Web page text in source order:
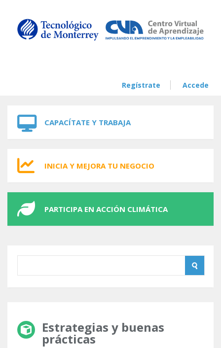
Regístrate Accede
CAPACÍTATE Y TRABAJA
INICIA Y MEJORA TU NEGOCIO
PARTICIPA EN ACCIÓN CLIMÁTICA
Estrategias y buenas
prácticas